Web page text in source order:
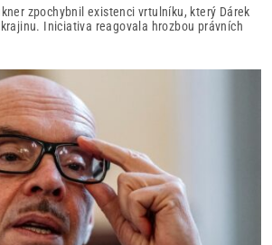
zpochybnil existenci vrtulníku, který Dárek
Iniciativa reagovala hrozbou právních